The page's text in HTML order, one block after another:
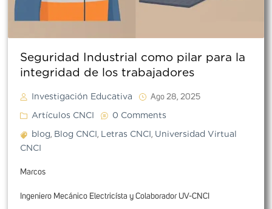
Seguridad Industrial como pilar para la
integridad de los trabajadores
Investigación Educativa Ago 28, 2025
Artículos CNCI
0 Comments
blog, Blog CNCI, Letras CNCI, Universidad Virtual
CNCI
Marcos
Ingeniero Mecánico Electricísta y Colaborador UV-CNCI